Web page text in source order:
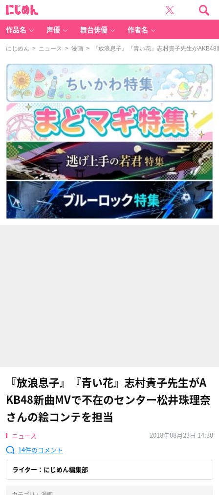
作品名 声優 舞台俳優 作者名
にじめん > ニュース > 漫画 > 『放浪息子』『青い花』志村貴子先生が
『放浪息子』『青い花』志村貴子先生がA
KB48新曲MVで不在のセンター松井珠理奈
さんの絵コンテを担当
ニュース
2018年08月23日 14:30
14
ライター：にじめん編集部